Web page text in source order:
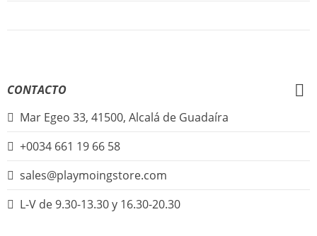
CONTACTO
Mar Egeo 33, 41500, Alcalá de Guadaíra
+0034 661 19 66 58
sales@playmoingstore.com
L-V de 9.30-13.30 y 16.30-20.30